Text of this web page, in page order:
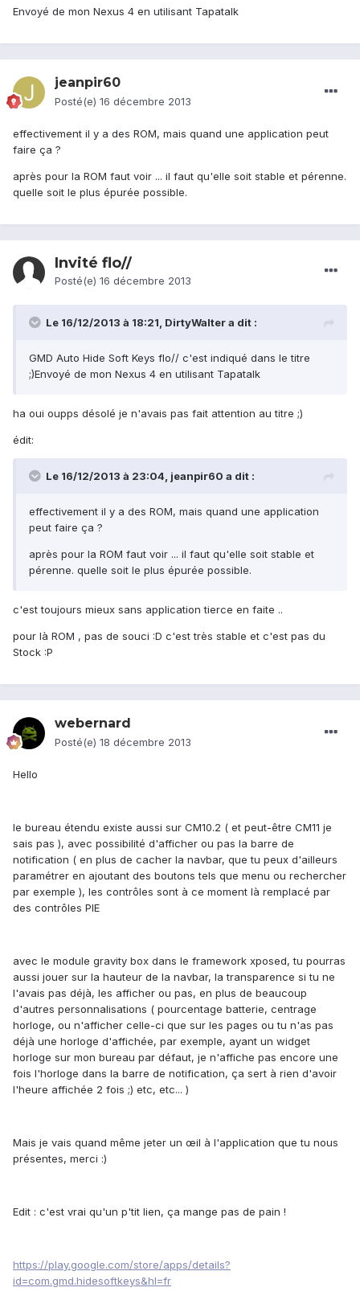
Envoyé de mon Nexus 4 en utilisant Tapatalk
jeanpir60
Posté(e) 16 décembre 2013
effectivement il y a des ROM, mais quand une application peut
faire ça ?
après pour la ROM faut voir ... il faut qu'elle soit stable et pérenne.
quelle soit le plus épurée possible.
Invité flo//
Posté(e) 16 décembre 2013
Le 16/12/2013 à 18:21, DirtyWalter a dit :
GMD Auto Hide Soft Keys flo// c'est indiqué dans le titre
;)Envoyé de mon Nexus 4 en utilisant Tapatalk
ha oui oupps désolé je n'avais pas fait attention au titre ;)
édit:
Le 16/12/2013 à 23:04, jeanpir60 a dit :
effectivement il y a des ROM, mais quand une application
peut faire ça ?
après pour la ROM faut voir ... il faut qu'elle soit stable et
pérenne. quelle soit le plus épurée possible.
c'est toujours mieux sans application tierce en faite ..
pour là ROM , pas de souci :D c'est très stable et c'est pas du
Stock :P
webernard
Posté(e) 18 décembre 2013
Hello
le bureau étendu existe aussi sur CM10.2 ( et peut-être CM11 je
sais pas ), avec possibilité d'afficher ou pas la barre de
notification ( en plus de cacher la navbar, que tu peux d'ailleurs
paramétrer en ajoutant des boutons tels que menu ou rechercher
par exemple ), les contrôles sont à ce moment là remplacé par
des contrôles PIE
avec le module gravity box dans le framework xposed, tu pourras
aussi jouer sur la hauteur de la navbar, la transparence si tu ne
l'avais pas déjà, les afficher ou pas, en plus de beaucoup
d'autres personnalisations ( pourcentage batterie, centrage
horloge, ou n'afficher celle-ci que sur les pages ou tu n'as pas
déjà une horloge d'affichée, par exemple, ayant un widget
horloge sur mon bureau par défaut, je n'affiche pas encore une
fois l'horloge dans la barre de notification, ça sert à rien d'avoir
l'heure affichée 2 fois ;) etc, etc... )
Mais je vais quand même jeter un œil à l'application que tu nous
présentes, merci :)
Edit : c'est vrai qu'un p'tit lien, ça mange pas de pain !
https://play.google.com/store/apps/details?
id=com.gmd.hidesoftkeys&hl=fr